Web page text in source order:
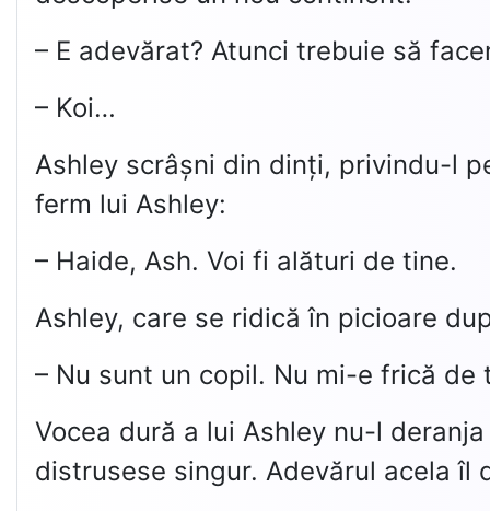
– E adevărat? Atunci trebuie să
– Koi…
Ashley scrâșni din dinți, privindu-l
ferm lui Ashley:
– Haide, Ash. Voi fi alături de tine.
Ashley, care se ridică în picioare
– Nu sunt un copil. Nu mi-e frică de
Vocea dură a lui Ashley nu-l
distrusese singur. Adevărul acela îl